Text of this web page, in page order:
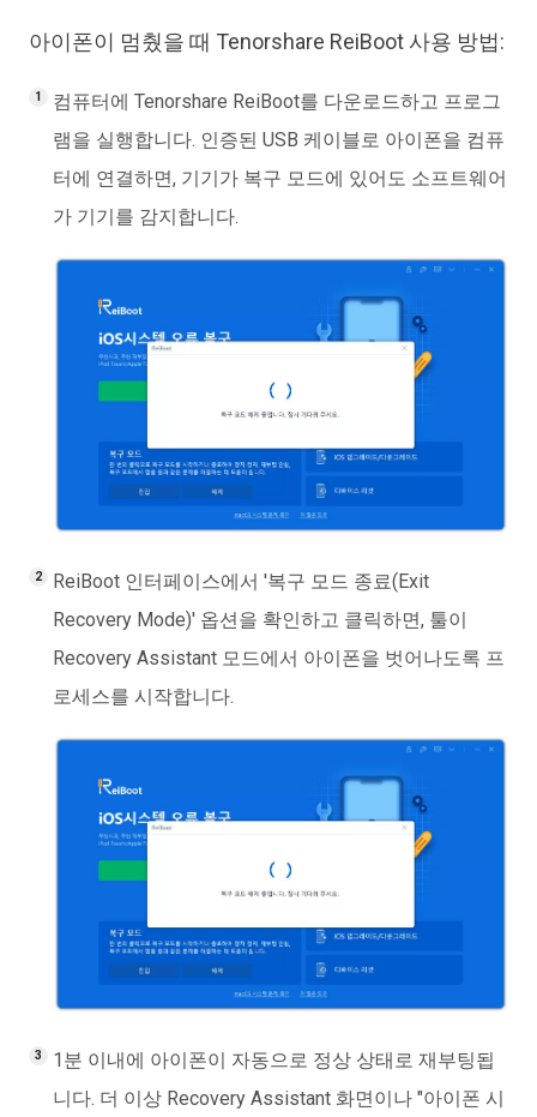
아이폰이 멈췄을 때 Tenorshare ReiBoot 사용 방법:
컴퓨터에 Tenorshare ReiBoot를 다운로드하고 프로그
램을 실행합니다. 인증된 USB 케이블로 아이폰을 컴퓨
터에 연결하면, 기기가 복구 모드에 있어도 소프트웨어
가 기기를 감지합니다.
ReiBoot 인터페이스에서 '복구 모드 종료(Exit
Recovery Mode)' 옵션을 확인하고 클릭하면, 툴이
Recovery Assistant 모드에서 아이폰을 벗어나도록 프
로세스를 시작합니다.
1분 이내에 아이폰이 자동으로 정상 상태로 재부팅됩
니다. 더 이상 Recovery Assistant 화면이나 "아이폰 시